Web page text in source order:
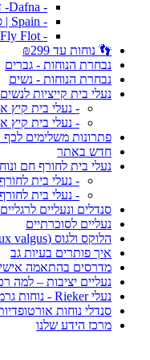
- Dafna- דפנה
- Spain | ספרד - Alberola
- Fly Flot | פליי פלוט
👣 נוחות עד ₪299
נבחרת הנוחות - גברים
נבחרת הנוחות - נשים
נעלי בית קייציות
- נעלי בית קיץ
- נעלי בית קיץ
פתרונות משלימים לכף
חדש באתר
נעלי בית לחורף חם ונוח
- נעלי בית
- נעלי בית
סנדלים ונעליים
נעליים לסוכרתיים
הלוקס ולגוס (hallux valgus)
איך פותרים בעיות גב
מדרסים בהתאמה
נעליים יציבות – למה
נעלי Rieker - נוחות גרמנית אמיתית שפוגשת את היומיום הישראלי
סנדלי נוחות
מרכז הידע שלנו